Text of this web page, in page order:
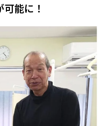
能に！